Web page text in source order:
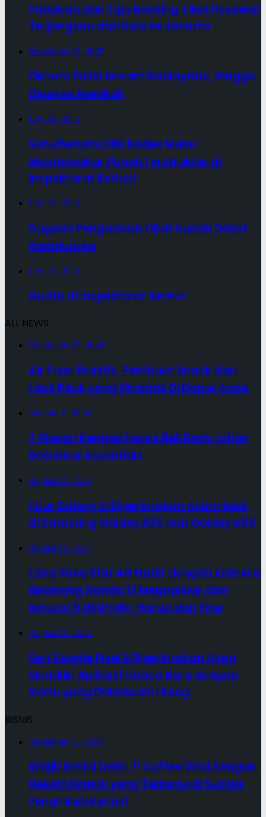
Panduan dan Tips Booking Tiket Pesawat
Terjangkau dari Solo ke Jakarta
September 19, 2025
Oknum Polisi Ancam Robiayatul, Hingga
Dipaksa Menikah
July 30, 2025
Satu Persatu 286 Kades Mulai
Membongkar Pungli Terstruktur di
Inspektorat Kerinci
July 29, 2025
Dugaan Pengadaan Obat Sudah Dekat
Kadaluarsa
July 25, 2025
Gurita di Inspektorat Kerinci
ALL NEWS
November 29, 2024
Air Fryer Praktis, Pembuat Snack dan
Lauk Pauk yang Dinamis Di Dapur Anda
October 2, 2024
7 Alasan Kenapa Harus Beli Body Lotion
Botanical Essentials
August 12, 2024
Fitur Galaxy AI Diperkirakan Akan Hadir
di Samsung Galaxy A35 dan Galaxy A55
August 12, 2024
Lava Yuva Star 4G Hadir dengan Kamera
Belakang Ganda 13 Megapiksel dan
Baterai 5.000mAh: Harga dan Fitur
August 12, 2024
Seri Google Pixel 9 Diperkirakan Akan
Memiliki Aplikasi Cuaca Baru dengan
Kartu yang Dididesain Ulang
BISNIS
September 11, 2025
Wajib Kesini Dehh..!! Caffee Viral Dengan
Desain Estetik yang Terbarui di Sungai
Penuh Kab Kerinci